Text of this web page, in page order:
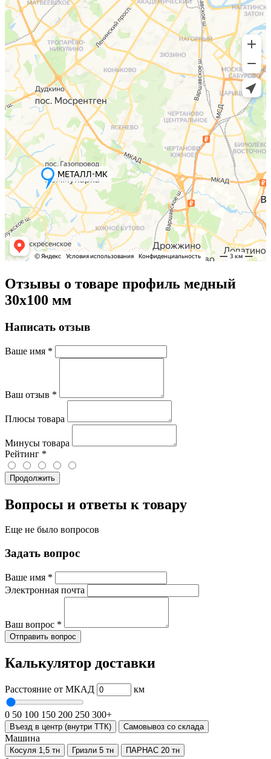
Отзывы о товаре профиль медный
30х100 мм
Написать отзыв
Ваше имя *
Ваш отзыв *
Плюсы товара
Минусы товара
Рейтинг *
Продолжить
Вопросы и ответы к товару
Еще не было вопросов
Задать вопрос
Ваше имя *
Электронная почта
Ваш вопрос *
Отправить вопрос
Калькулятор доставки
Расстояние от МКАД км
0 50 100 150 200 250 300+
Въезд в центр (внутри ТТК) Самовывоз со склада
Машина
Косуля 1,5 тн Гризли 5 тн ПАРНАС 20 тн